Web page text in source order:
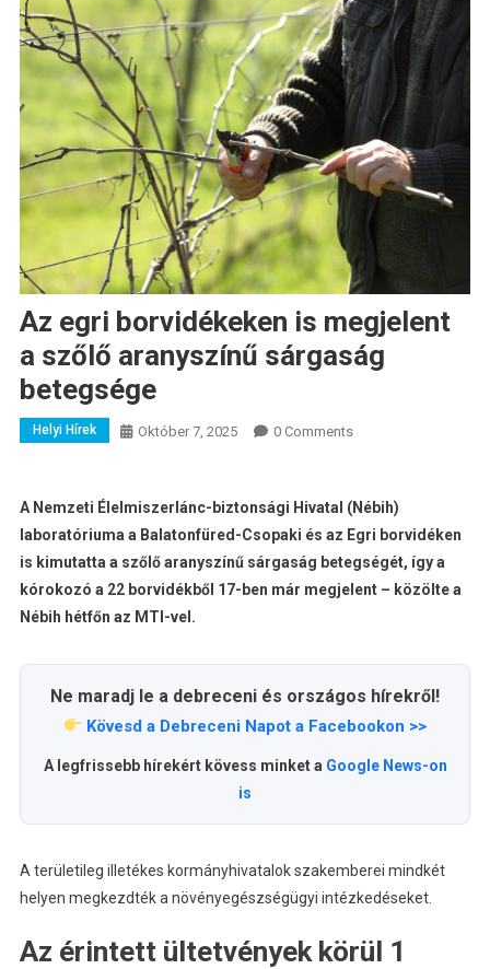
Az egri borvidékeken is megjelent
a szőlő aranyszínű sárgaság
betegsége
Helyi Hírek Október 7, 2025 0 Comments
A Nemzeti Élelmiszerlánc-biztonsági Hivatal (Nébih)
laboratóriuma a Balatonfüred-Csopaki és az Egri borvidéken
is kimutatta a szőlő aranyszínű sárgaság betegségét, így a
kórokozó a 22 borvidékből 17-ben már megjelent – közölte a
Nébih hétfőn az MTI-vel.
Ne maradj le a debreceni és országos hírekről!
Kövesd a Debreceni Napot a Facebookon >>
A legfrissebb hírekért kövess minket a Google News-on
is
A területileg illetékes kormányhivatalok szakemberei mindkét
helyen megkezdték a növényegészségügyi intézkedéseket.
Az érintett ültetvények körül 1